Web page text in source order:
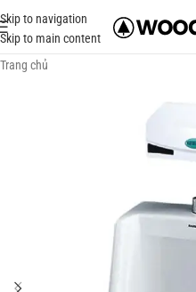
Skip to navigation
Skip to main content
Trang chủ